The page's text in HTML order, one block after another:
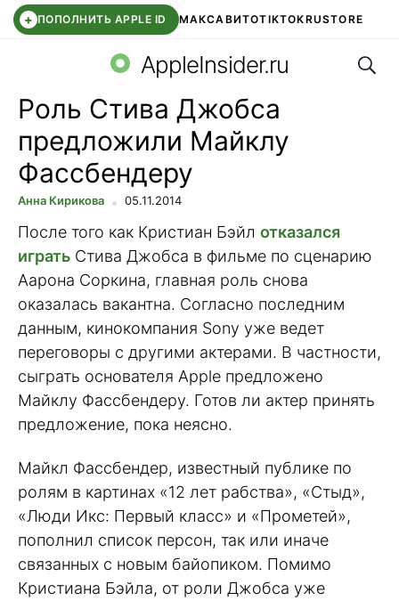
+ ПОПОЛНИТЬ APPLE ID МАКСАВИТОTIKTOKRUSTORE
WB КЛУБIOS 26.6 APPLE ID
AppleInsider.ru
Роль Стива Джобса
предложили Майклу
Фассбендеру
Анна Кирикова 05.11.2014
После того как Кристиан Бэйл отказался
играть Стива Джобса в фильме по сценарию
Аарона Соркина, главная роль снова
оказалась вакантна. Согласно последним
данным, кинокомпания Sony уже ведет
переговоры с другими актерами. В частности,
сыграть основателя Apple предложено
Майклу Фассбендеру. Готов ли актер принять
предложение, пока неясно.
Майкл Фассбендер, известный публике по
ролям в картинах «12 лет рабства», «Стыд»,
«Люди Икс: Первый класс» и «Прометей»,
пополнил список персон, так или иначе
связанных с новым байопиком. Помимо
Кристиана Бэйла, от роли Джобса уже